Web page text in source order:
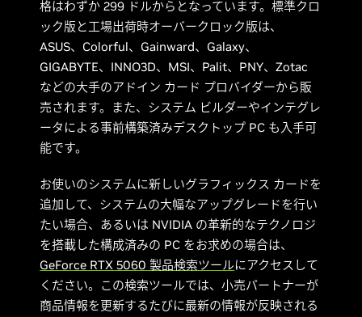
格はわずか 299 ドルからとなっています。標準クロ
ック版と工場出荷時オーバークロック版は、
ASUS、Colorful、Gainward、Galaxy、
GIGABYTE、INNO3D、MSI、Palit、PNY、Zotac
などの大手のアドイン カード プロバイダーから販
売されます。また、システム ビルダーやインテグレ
ータによる事前構築済みデスクトップ PC も入手可
能です。
お使いのシステムに新しいグラフィックス カードを
追加して、システムの大幅なアップグレードを行い
たい場合、あるいは NVIDIA の革新的なテクノロジ
を搭載した構成済みの PC をお求めの場合は、
GeForce RTX 5060 製品検索ツールにアクセスして
ください。この検索ツールでは、小売パートナーが
商品情報を更新するたびに最新の情報が反映される